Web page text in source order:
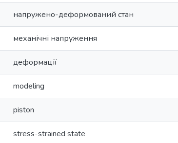
напружено-деформований стан
механічні напруження
деформації
modeling
piston
stress-strained state